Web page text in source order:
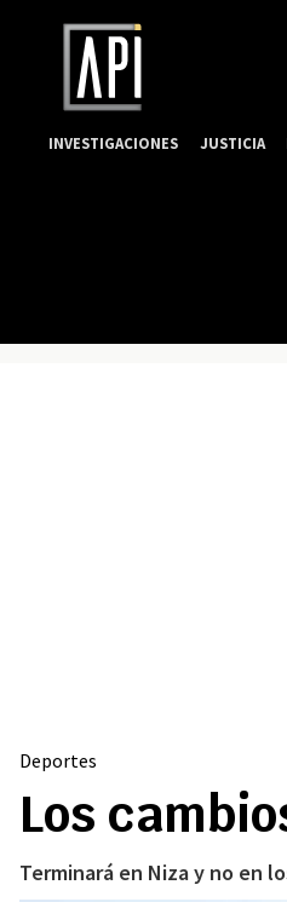
Deportes
Los
Terminará en Niza y no en
INVESTIGACIONES JUSTICIA